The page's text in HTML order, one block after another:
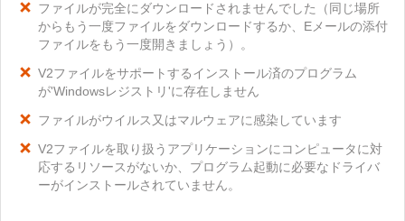
ファイルが完全にダウンロードされませんでした（同じ場所
からもう一度ファイルをダウンロードするか、Eメールの添付
ファイルをもう一度開きましょう）。
V2ファイルをサポートするインストール済のプログラム
が'Windowsレジストリ'に存在しません
ファイルがウイルス又はマルウェアに感染しています
V2ファイルを取り扱うアプリケーションにコンピュータに対
応するリソースがないか、プログラム起動に必要なドライバ
ーがインストールされていません。